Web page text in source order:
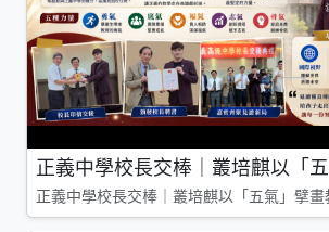
正義中學校長交棒｜叢培麒以「
正義中學校長交棒｜叢培麒以「五氣」擘畫